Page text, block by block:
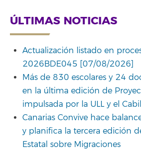
ÚLTIMAS NOTICIAS
Actualización listado en
2026BDE045 [07/08/2026]
Más de 830 escolares y 24
en la última edición de
impulsada por la ULL y el
Canarias Convive hace
y planifica la tercera edición
Estatal sobre Migraciones